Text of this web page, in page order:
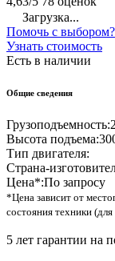
Загрузка...
Помочь с выбором?
Узнать стоимость
Есть в наличии
Общие сведения
Грузоподъемность:
Высота подъема:
Тип двигателя:
Страна-
Цена*:По запросу
*Цена зависит от
состояния техники
5 лет гарантии на